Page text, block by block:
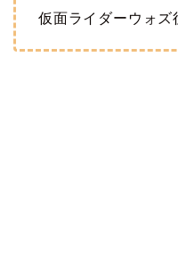
仮面ライダーウォズ